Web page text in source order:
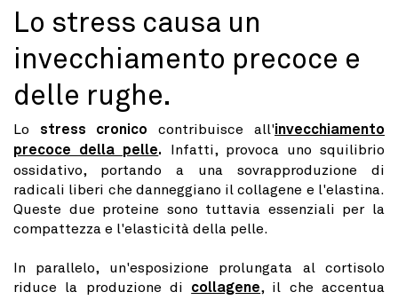
Lo stress causa un
invecchiamento precoce e
delle rughe.
Lo stress cronico contribuisce all'invecchiamento
precoce della pelle. Infatti, provoca uno squilibrio
ossidativo, portando a una sovrapproduzione di
radicali liberi che danneggiano il collagene e l'elastina.
Queste due proteine sono tuttavia essenziali per la
compattezza e l'elasticità della pelle.
In parallelo, un'esposizione prolungata al cortisolo
riduce la produzione di collagene, il che accentua